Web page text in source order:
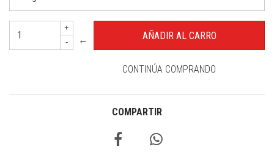
+
-
←
CONTINÚA COMPRANDO
COMPARTIR